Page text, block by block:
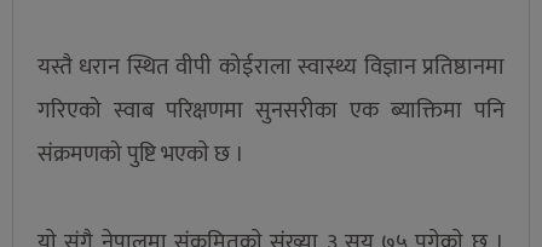
यस्तै धरान स्थित वीपी कोईराला स्वास्थ्य विज्ञान प्रतिष्ठानमा
गरिएको स्वाब परिक्षणमा सुनसरीका एक ब्याक्तिमा पनि
संक्रमणको पुष्टि भएकाे छ ।